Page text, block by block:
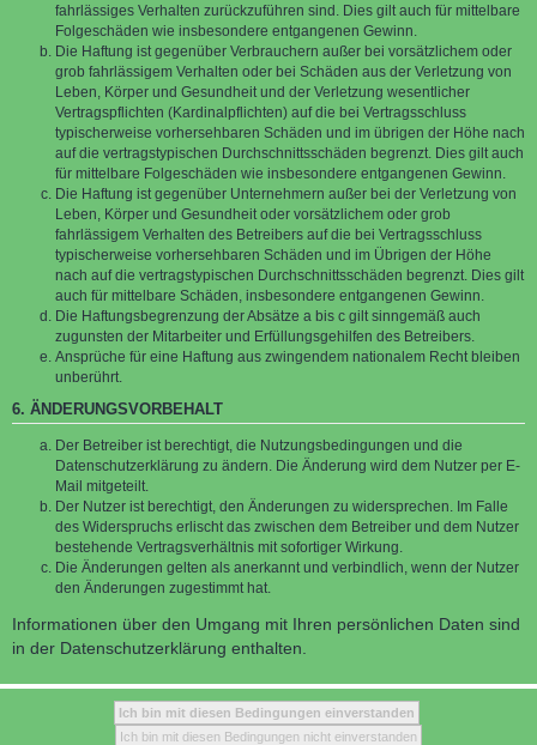
fahrlässiges Verhalten zurückzuführen sind. Dies gilt auch für mittelbare
Folgeschäden wie insbesondere entgangenen Gewinn.
Die Haftung ist gegenüber Verbrauchern außer bei vorsätzlichem oder
grob fahrlässigem Verhalten oder bei Schäden aus der Verletzung von
Leben, Körper und Gesundheit und der Verletzung wesentlicher
Vertragspflichten (Kardinalpflichten) auf die bei Vertragsschluss
typischerweise vorhersehbaren Schäden und im übrigen der Höhe nach
auf die vertragstypischen Durchschnittsschäden begrenzt. Dies gilt auch
für mittelbare Folgeschäden wie insbesondere entgangenen Gewinn.
Die Haftung ist gegenüber Unternehmern außer bei der Verletzung von
Leben, Körper und Gesundheit oder vorsätzlichem oder grob
fahrlässigem Verhalten des Betreibers auf die bei Vertragsschluss
typischerweise vorhersehbaren Schäden und im Übrigen der Höhe
nach auf die vertragstypischen Durchschnittsschäden begrenzt. Dies gilt
auch für mittelbare Schäden, insbesondere entgangenen Gewinn.
Die Haftungsbegrenzung der Absätze a bis c gilt sinngemäß auch
zugunsten der Mitarbeiter und Erfüllungsgehilfen des Betreibers.
Ansprüche für eine Haftung aus zwingendem nationalem Recht bleiben
unberührt.
6. ÄNDERUNGSVORBEHALT
Der Betreiber ist berechtigt, die Nutzungsbedingungen und die
Datenschutzerklärung zu ändern. Die Änderung wird dem Nutzer per E-
Mail mitgeteilt.
Der Nutzer ist berechtigt, den Änderungen zu widersprechen. Im Falle
des Widerspruchs erlischt das zwischen dem Betreiber und dem Nutzer
bestehende Vertragsverhältnis mit sofortiger Wirkung.
Die Änderungen gelten als anerkannt und verbindlich, wenn der Nutzer
den Änderungen zugestimmt hat.
Informationen über den Umgang mit Ihren persönlichen Daten sind
in der Datenschutzerklärung enthalten.